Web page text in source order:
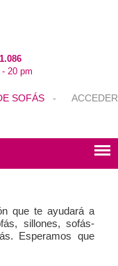
20 pm
SOFÁS - ACCEDER
que te ayudará a
sillones, sofás-
Esperamos que